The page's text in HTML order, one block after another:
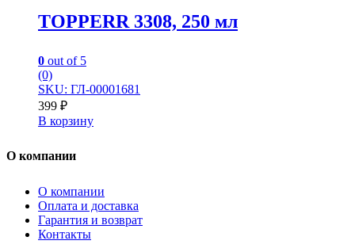
TOPPERR 3308, 250 мл
0 out of 5
(0)
SKU: ГЛ-00001681
399 ₽
В корзину
О компании
О компании
Оплата и доставка
Гарантия и возврат
Контакты